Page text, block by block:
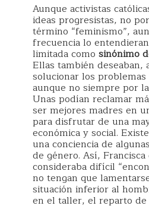
Aunque activistas
ideas progresistas, no
término “feminismo”,
frecuencia lo
limitada como sinónimo
Ellas también deseaban,
solucionar los
aunque no siempre por
Unas podían reclamar
ser mejores madres en
para disfrutar de una
económica y social.
una conciencia de
de género. Así, Francisca
consideraba difícil
no tengan que
situación inferior al
en el taller, el reparto de